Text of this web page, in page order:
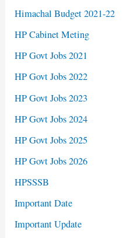
Himachal Budget 2021-22
HP Cabinet Meting
HP Govt Jobs 2021
HP Govt Jobs 2022
HP Govt Jobs 2023
HP Govt Jobs 2024
HP Govt Jobs 2025
HP Govt Jobs 2026
HPSSSB
Important Date
Important Update